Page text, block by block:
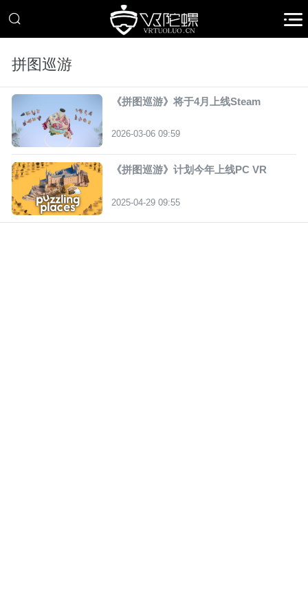
拼图巡游
《拼图巡游》将于4月上线Steam
2026-03-06 09:59
《拼图巡游》计划今年上线PC VR
2025-04-29 09:55